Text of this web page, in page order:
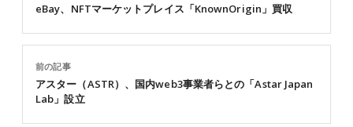
前の記事
アスター（ASTR）、国内web3事業者らとの「Astar Japan
Lab」設立
eBay、NFTマーケットプレイス「KnownOrigin」買収